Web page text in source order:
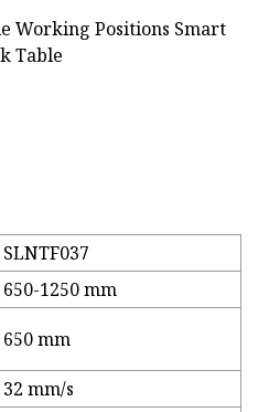
SLNTF037
650-1250 mm
650 mm
32 mm/s